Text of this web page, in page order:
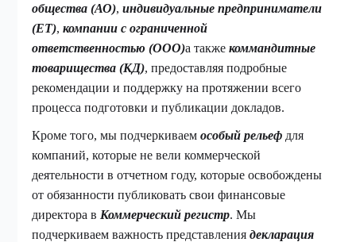
общества (АО),индивидуальные предприниматели
(ET),компании с ограниченной
ответственностью (ООО)а такжекоммандитные
товарищества (КД), предоставляя подробные
рекомендации и поддержку на протяжении всего
процесса подготовки и публикации докладов.
Кроме того, мы подчеркиваемособый рельеф для
компаний, которые не вели коммерческой
деятельности в отчетном году, которые освобождены
от обязанности публиковать свои финансовые
директора в Коммерческий регистр. Мы
подчеркиваем важность представлениядекларация